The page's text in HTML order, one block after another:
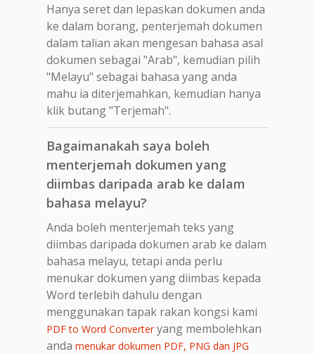
Hanya seret dan lepaskan dokumen anda
ke dalam borang, penterjemah dokumen
dalam talian akan mengesan bahasa asal
dokumen sebagai "Arab", kemudian pilih
"Melayu" sebagai bahasa yang anda
mahu ia diterjemahkan, kemudian hanya
klik butang "Terjemah".
Bagaimanakah saya boleh
menterjemah dokumen yang
diimbas daripada arab ke dalam
bahasa melayu?
Anda boleh menterjemah teks yang
diimbas daripada dokumen arab ke dalam
bahasa melayu, tetapi anda perlu
menukar dokumen yang diimbas kepada
Word terlebih dahulu dengan
menggunakan tapak rakan kongsi kami
PDF to Word Converteryang membolehkan
anda menukar dokumen PDF, PNG dan JPG